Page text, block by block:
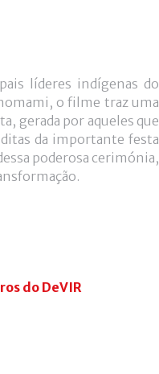
líderes indígenas do
o filme traz uma
gerada por aqueles que
da importante festa
poderosa cerimónia,
do DeVIR